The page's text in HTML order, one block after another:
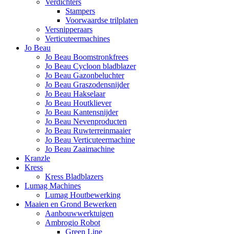
Stampers
Voorwaardse trilplaten
Versnipperaars
Verticuteermachines
Jo Beau
Jo Beau Boomstronkfrees
Jo Beau Cycloon bladblazer
Jo Beau Gazonbeluchter
Jo Beau Graszodensnijder
Jo Beau Hakselaar
Jo Beau Houtkliever
Jo Beau Kantensnijder
Jo Beau Nevenproducten
Jo Beau Ruwterreinmaaier
Jo Beau Verticuteermachine
Jo Beau Zaaimachine
Kranzle
Kress
Kress Bladblazers
Lumag Machines
Lumag Houtbewerking
Maaien en Grond Bewerken
Aanbouwwerktuigen
Ambrogio Robot
Green Line